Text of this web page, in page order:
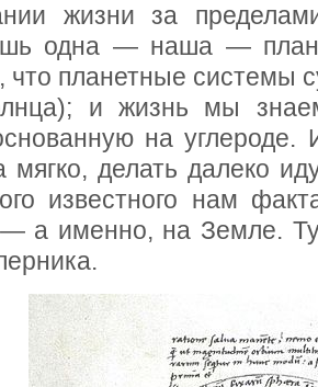
жизни за
одна — наша —
что планетные системы
и жизнь мы
на
мягко, делать далеко
известного нам
а именно, на Земле.